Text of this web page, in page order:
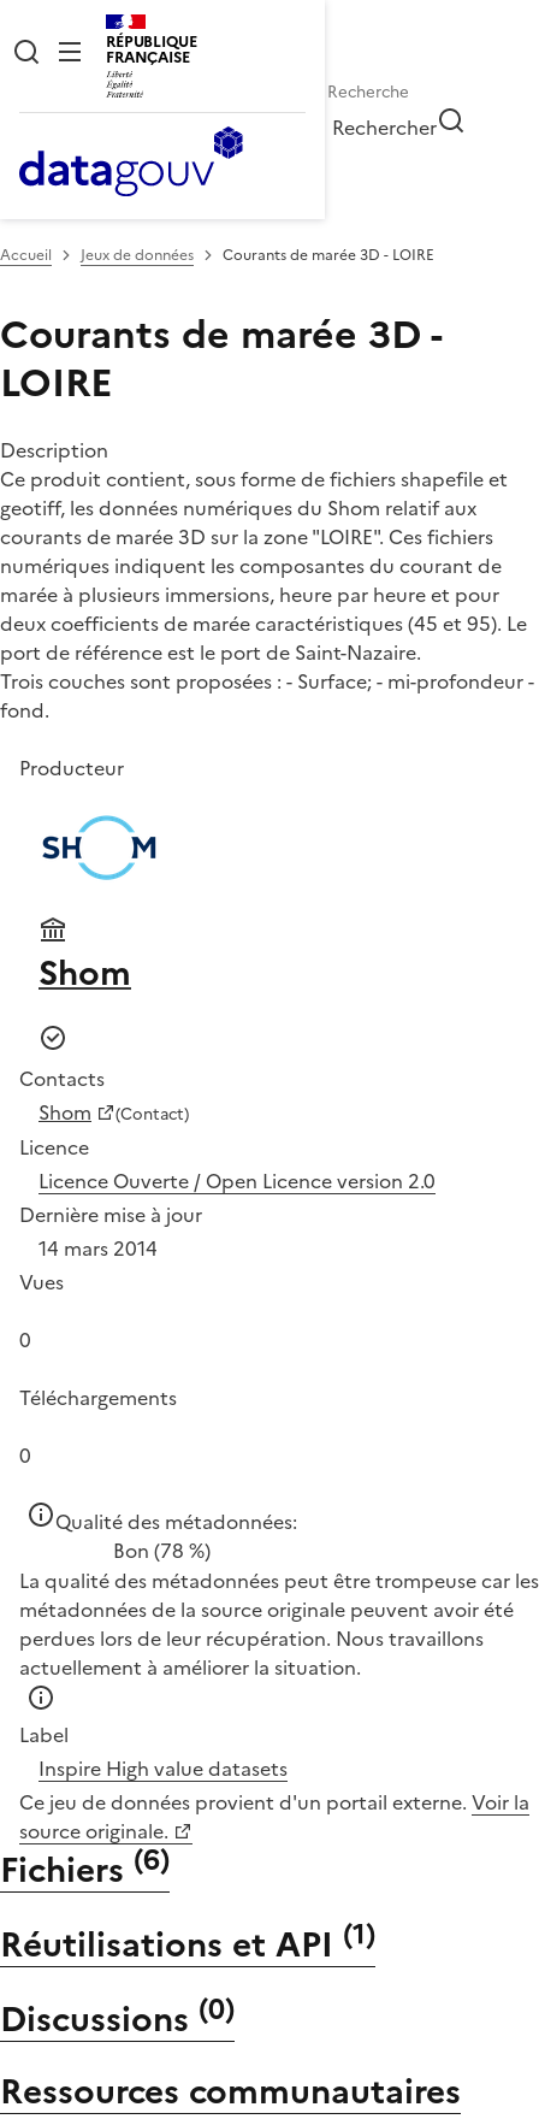
RÉPUBLIQUE
FRANÇAISE
Rechercher
Accueil Jeux de données Courants de marée 3D - LOIRE
Courants de marée 3D -
LOIRE
Description
Ce produit contient, sous forme de fichiers shapefile et
geotiff, les données numériques du Shom relatif aux
courants de marée 3D sur la zone "LOIRE". Ces fichiers
numériques indiquent les composantes du courant de
marée à plusieurs immersions, heure par heure et pour
deux coefficients de marée caractéristiques (45 et 95). Le
port de référence est le port de Saint-Nazaire.
Trois couches sont proposées : - Surface; - mi-profondeur -
fond.
Producteur
Shom
Contacts
Shom
(Contact)
Licence
Licence Ouverte / Open Licence version 2.0
Dernière mise à jour
14 mars 2014
Vues
0
Téléchargements
0
Qualité des métadonnées:
Bon (78 %)
La qualité des métadonnées peut être trompeuse car les
métadonnées de la source originale peuvent avoir été
perdues lors de leur récupération. Nous travaillons
actuellement à améliorer la situation.
Label
Inspire High value datasets
Ce jeu de données provient d'un portail externe. Voir la
source originale.
Fichiers (6)
Réutilisations et API (1)
Discussions (0)
Ressources communautaires